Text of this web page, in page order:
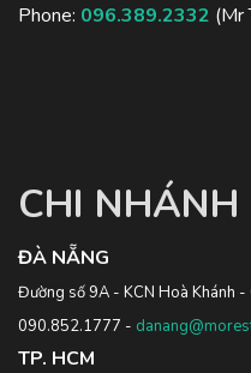
Phone: 096.389.2332 (Mr
CHI NHÁNH
ĐÀ NẴNG
Đường số 9A - KCN Hoà Khánh
090.852.1777 -
TP. HCM